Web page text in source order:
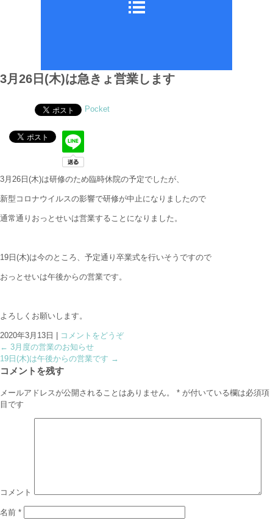
3月26日(木)は急きょ営業します
Pocket
3月26日(木)は研修のため臨時休院の予定でしたが、
新型コロナウイルスの影響で研修が中止になりましたので
通常通りおっとせいは営業することになりました。
19日(木)は今のところ、予定通り卒業式を行いそうですので
おっとせいは午後からの営業です。
よろしくお願いします。
2020年3月13日
コメントをどうぞ
← 3月度の営業のお知らせ
19日(木)は午後からの営業です →
コメントを残す
メールアドレスが公開されることはありません。 * が付いている欄は必須項
目です
コメント
名前 *